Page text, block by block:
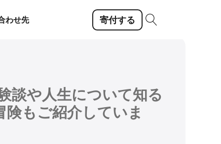
わせ先 寄付する
談や人生について知る
もご紹介していま